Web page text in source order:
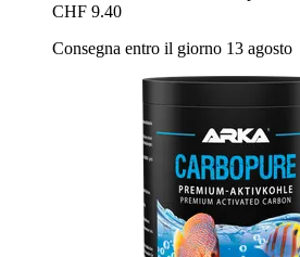
CHF 9.40
Consegna entro il giorno 13 agosto